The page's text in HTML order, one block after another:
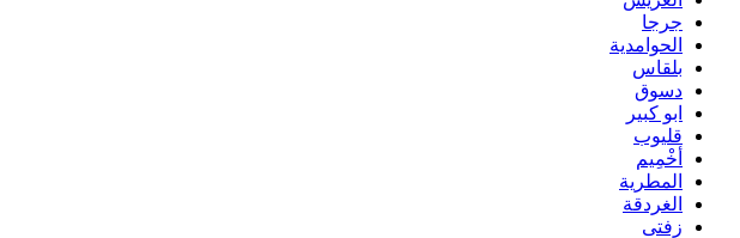
جرجا
الحوامدية
بلقاس
دسوق
ابو كبير
قليوب
أخْمِيم
المطرية
الغردقة
زفتى